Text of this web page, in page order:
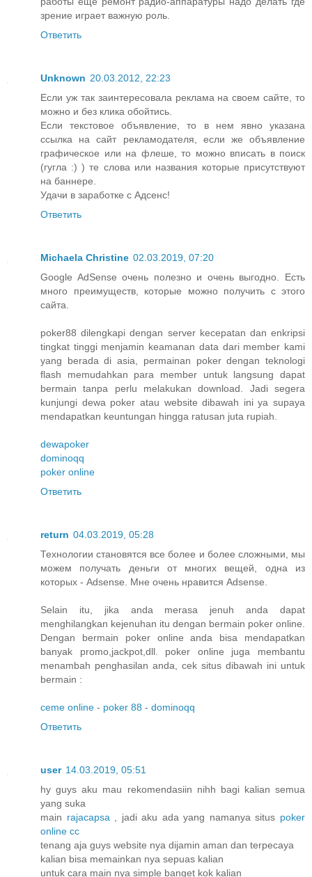
зрение играет важную роль.
Ответить
Unknown 20.03.2012, 22:23
Если уж так заинтересовала реклама на своем сайте, то
можно и без клика обойтись.
Если текстовое объявление, то в нем явно указана
ссылка на сайт рекламодателя, если же объявление
графическое или на флеше, то можно вписать в поиск
(гугла :) ) те слова или названия которые присутствуют
на баннере.
Удачи в заработке с Адсенс!
Ответить
Michaela Christine 02.03.2019, 07:20
Google AdSense очень полезно и очень выгодно. Есть
много преимуществ, которые можно получить с этого
сайта.
poker88 dilengkapi dengan server kecepatan dan enkripsi
tingkat tinggi menjamin keamanan data dari member kami
yang berada di asia, permainan poker dengan teknologi
flash memudahkan para member untuk langsung dapat
bermain tanpa perlu melakukan download. Jadi segera
kunjungi dewa poker atau website dibawah ini ya supaya
mendapatkan keuntungan hingga ratusan juta rupiah.
dewapoker
dominoqq
poker online
Ответить
return 04.03.2019, 05:28
Технологии становятся все более и более сложными, мы
можем получать деньги от многих вещей, одна из
которых - Adsense. Мне очень нравится Adsense.
Selain itu, jika anda merasa jenuh anda dapat
menghilangkan kejenuhan itu dengan bermain poker online.
Dengan bermain poker online anda bisa mendapatkan
banyak promo,jackpot,dll. poker online juga membantu
menambah penghasilan anda, cek situs dibawah ini untuk
bermain :
ceme online - poker 88 - dominoqq
Ответить
user 14.03.2019, 05:51
hy guys aku mau rekomendasiin nihh bagi kalian semua
yang suka
main rajacapsa , jadi aku ada yang namanya situs poker
online cc
tenang aja guys website nya dijamin aman dan terpecaya
kalian bisa memainkan nya sepuas kalian
untuk cara main nya simple banget kok kalian